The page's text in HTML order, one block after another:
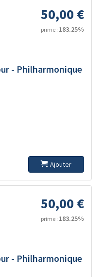
50,00 €
prime : 183.25%
- Philharmonique
Ajouter
50,00 €
prime : 183.25%
- Philharmonique